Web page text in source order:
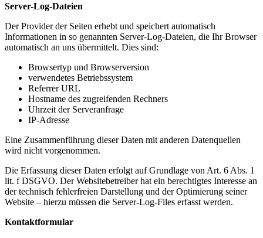
Server-Log-Dateien
Der Provider der Seiten erhebt und speichert automatisch
Informationen in so genannten Server-Log-Dateien, die Ihr Browser
automatisch an uns übermittelt. Dies sind:
Browsertyp und Browserversion
verwendetes Betriebssystem
Referrer URL
Hostname des zugreifenden Rechners
Uhrzeit der Serveranfrage
IP-Adresse
Eine Zusammenführung dieser Daten mit anderen Datenquellen
wird nicht vorgenommen.
Die Erfassung dieser Daten erfolgt auf Grundlage von Art. 6 Abs. 1
lit. f DSGVO. Der Websitebetreiber hat ein berechtigtes Interesse an
der technisch fehlerfreien Darstellung und der Optimierung seiner
Website – hierzu müssen die Server-Log-Files erfasst werden.
Kontaktformular